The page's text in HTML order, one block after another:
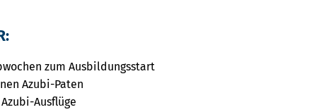
zum Ausbildungsstart
Azubi-Paten
Ausflüge